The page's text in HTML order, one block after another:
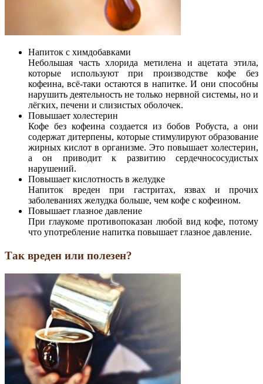
Напиток с химдобавками
Небольшая часть хлорида метилена и ацетата этила,
которые используют при производстве кофе без
кофеина, всё-таки остаются в напитке. И они способны
нарушить деятельность не только нервной системы, но и
лёгких, печени и слизистых оболочек.
Повышает холестерин
Кофе без кофеина создается из бобов Робуста, а они
содержат дитерпены, которые стимулируют образование
жирных кислот в организме. Это повышает холестерин,
а он приводит к развитию сердечнососудистых
нарушений.
Повышает кислотность в желудке
Напиток вреден при гастритах, язвах и прочих
заболеваниях желудка больше, чем кофе с кофеином.
Повышает глазное давление
При глаукоме противопоказан любой вид кофе, потому
что употребление напитка повышает глазное давление.
Так вреден или полезен?